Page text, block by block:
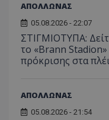
ΑΠΟΛΛΩΝΑΣ
05.08.2026 - 22:07
ΣΤΙΓΜΙΟΤΥΠΑ:
το «Brann
πρόκρισης στα
ΑΠΟΛΛΩΝΑΣ
05.08.2026 - 21:54